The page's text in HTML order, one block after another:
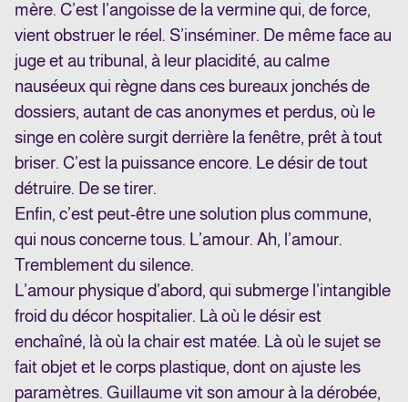
mère. C’est l’angoisse de la vermine qui, de force,
vient obstruer le réel. S’inséminer. De même face au
juge et au tribunal, à leur placidité, au calme
nauséeux qui règne dans ces bureaux jonchés de
dossiers, autant de cas anonymes et perdus, où le
singe en colère surgit derrière la fenêtre, prêt à tout
briser. C’est la puissance encore. Le désir de tout
détruire. De se tirer.
Enfin, c’est peut-être une solution plus commune,
qui nous concerne tous. L’amour. Ah, l’amour.
Tremblement du silence.
L’amour physique d’abord, qui submerge l’intangible
froid du décor hospitalier. Là où le désir est
enchaîné, là où la chair est matée. Là où le sujet se
fait objet et le corps plastique, dont on ajuste les
paramètres. Guillaume vit son amour à la dérobée,